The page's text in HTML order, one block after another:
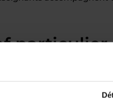
que vous
fonction du nombre